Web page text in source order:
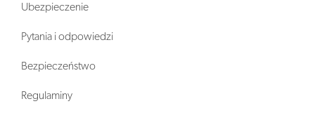
Ubezpieczenie
Pytania i odpowiedzi
Bezpieczeństwo
Regulaminy